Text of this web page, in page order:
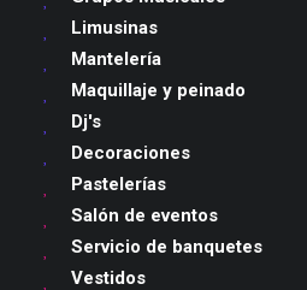
Limusinas
Mantelería
Maquillaje y peinado
Dj's
Decoraciones
Pastelerías
Salón de eventos
Servicio de banquetes
Vestidos